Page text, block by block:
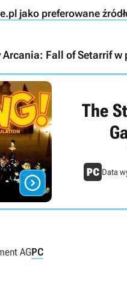
jako preferowane
Arcania: Fall of Setarrif w

The
Data
AGPC